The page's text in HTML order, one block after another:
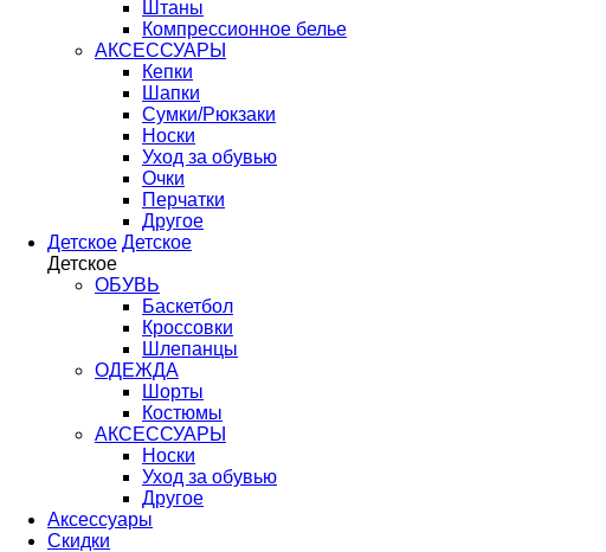
Штаны
Компрессионное белье
АКСЕССУАРЫ
Кепки
Шапки
Сумки/Рюкзаки
Носки
Уход за обувью
Очки
Перчатки
Другое
Детское Детское
Детское
ОБУВЬ
Баскетбол
Кроссовки
Шлепанцы
ОДЕЖДА
Шорты
Костюмы
АКСЕССУАРЫ
Носки
Уход за обувью
Другое
Аксессуары
Скидки